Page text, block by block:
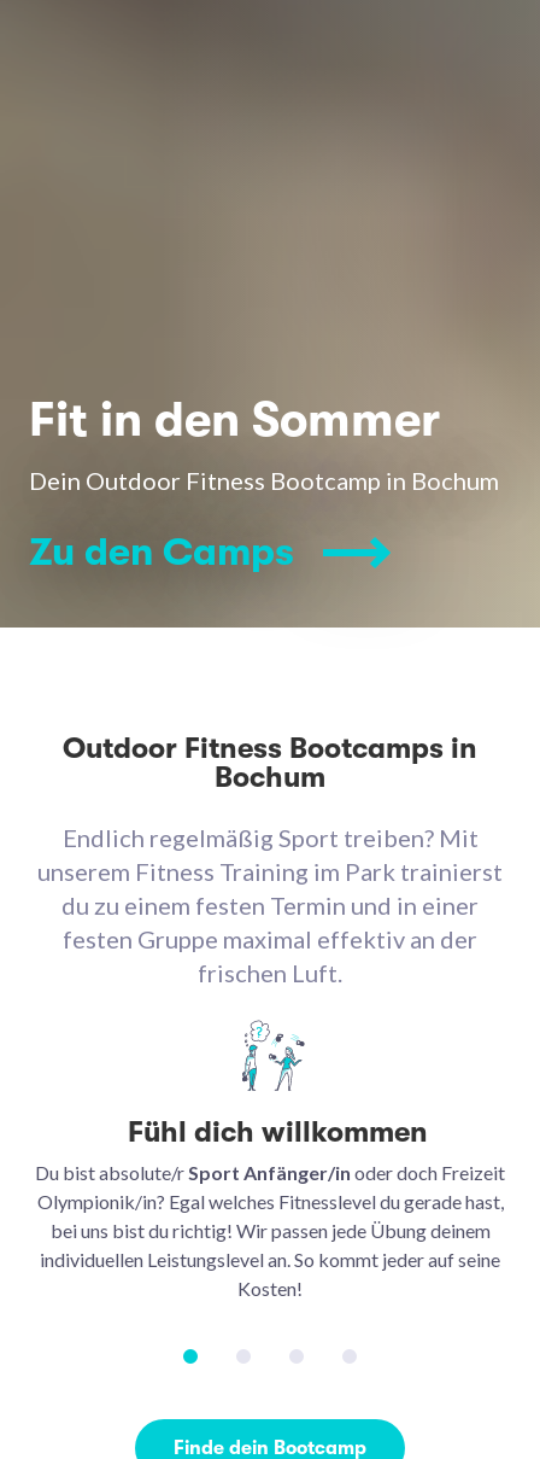
Fit in den Sommer
Dein Outdoor Fitness Bootcamp in Bochum
Zu den Camps
Outdoor Fitness Bootcamps in
Bochum
Endlich regelmäßig Sport treiben? Mit
unserem Fitness Training im Park trainierst
du zu einem festen Termin und in einer
festen Gruppe maximal effektiv an der
frischen Luft.
Fühl dich willkommen
Du bist absolute/rSport Anfänger/in oder doch Freizeit
Olympionik/in? Egal welches Fitnesslevel du gerade hast,
bei uns bist du richtig! Wir passen jede Übung deinem
individuellen Leistungslevel an. So kommt jeder auf seine
Kosten!
Finde dein Bootcamp